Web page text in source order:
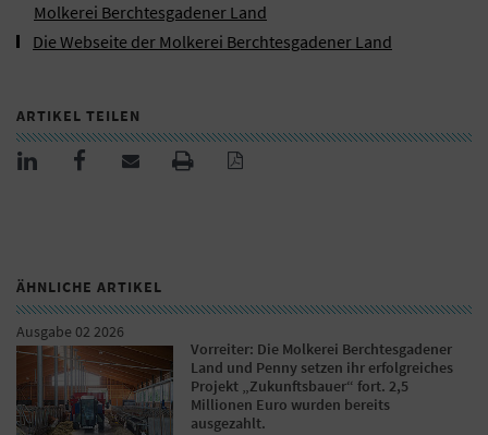
Molkerei Berchtesgadener Land
Die Webseite der Molkerei Berchtesgadener Land
ARTIKEL TEILEN
ÄHNLICHE ARTIKEL
Ausgabe 02 2026
Vorreiter: Die Molkerei Berchtesgadener
Land und Penny setzen ihr erfolgreiches
Projekt „Zukunftsbauer“ fort. 2,5
Millionen Euro wurden bereits
ausgezahlt.